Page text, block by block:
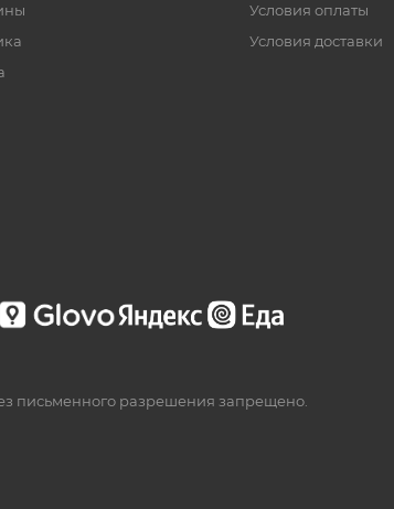
Условия оплаты
Условия доставки
письменного разрешения запрещено.